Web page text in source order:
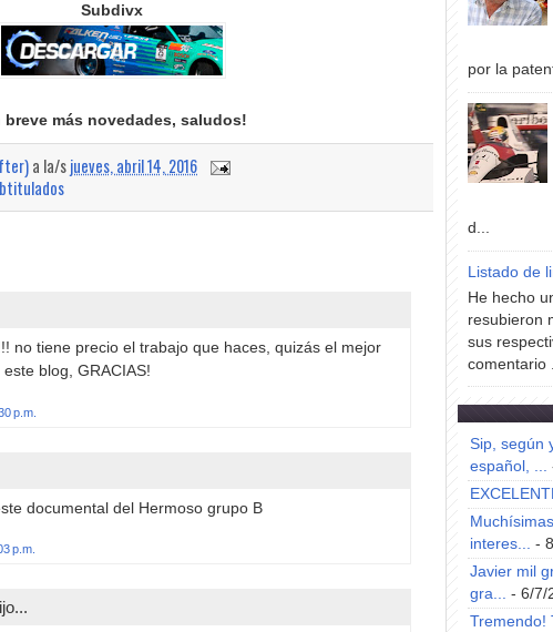
Subdivx
breve más novedades, saludos!
a la/sjueves, abril 14, 2016
no tiene precio el trabajo que haces, quizás el mejor
blog, GRACIAS!
p.m.
documental del Hermoso grupo B
p.m.
por la
d...
Listado de
He hecho
resubieron
sus
comentario
Sip, según
español, ...
interes... -
Javier mil
gra... - 6/7/
Tremendo!